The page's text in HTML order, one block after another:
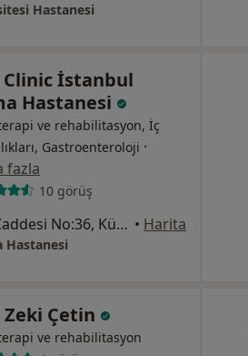
Hastanesi
Clinic İstanbul
Hastanesi
ve rehabilitasyon, İç
Gastroenteroloji ·
fazla
10 görüş
Atakent Mahallesi 4. Caddesi No:36, Küçükçekmece • Harita
Hastanesi
Zeki Çetin
ve rehabilitasyon